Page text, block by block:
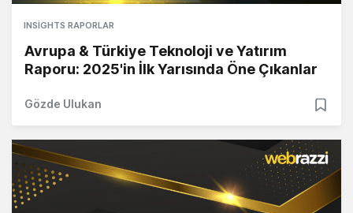
INSIGHTS RAPORLAR
Avrupa & Türkiye Teknoloji ve Yatırım
Raporu: 2025'in İlk Yarısında Öne Çıkanlar
Gözde Ulukan